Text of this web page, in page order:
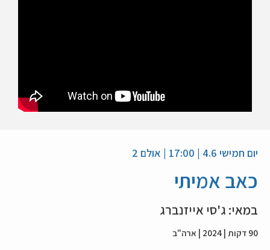
יום חמישי 4.6 | 17:00 | אולם 2
כאב אמיתי
במאי: ג'סי אייזנברג
90 דקות | 2024 | ארה"ב